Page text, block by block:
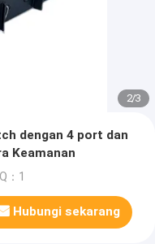
2/3
dengan 4 port dan
Keamanan
：1
Hubungi sekarang